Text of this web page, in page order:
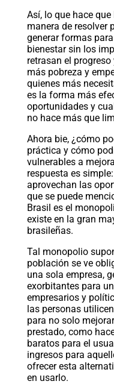
Así, lo que hace
manera de resolver
generar formas
bienestar sin los
retrasan el
más pobreza y
quienes más
es la forma más
oportunidades y
no hace más que
Ahora bie, ¿cómo
práctica y cómo
vulnerables a
respuesta es
aprovechan las
que se puede
Brasil es el
existe en la gran
brasileñas.
Tal monopolio
población se ve
una sola empresa,
exorbitantes para
empresarios y
las personas
para no solo
prestado, como
baratos para el
ingresos para
ofrecer esta
en usarlo.